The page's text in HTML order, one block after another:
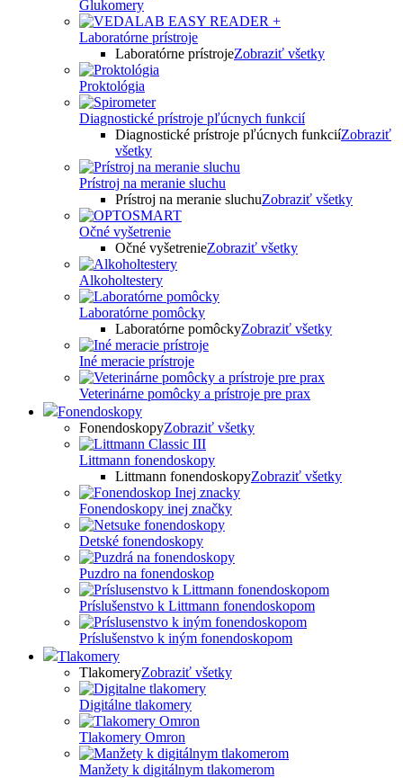
Glukomery
Laboratórne prístroje
Laboratórne prístrojeZobraziť všetky
Proktológia
Diagnostické prístroje pľúcnych funkcií
Diagnostické prístroje pľúcnych funkciíZobraziť
všetky
Prístroj na meranie sluchu
Prístroj na meranie sluchuZobraziť všetky
Očné vyšetrenie
Očné vyšetrenieZobraziť všetky
Alkoholtestery
Laboratórne pomôcky
Laboratórne pomôckyZobraziť všetky
Iné meracie prístroje
Veterinárne pomôcky a prístroje pre prax
Fonendoskopy
FonendoskopyZobraziť všetky
Littmann fonendoskopy
Littmann fonendoskopyZobraziť všetky
Fonendoskopy inej značky
Detské fonendoskopy
Puzdro na fonendoskop
Príslušenstvo k Littmann fonendoskopom
Príslušenstvo k iným fonendoskopom
Tlakomery
TlakomeryZobraziť všetky
Digitálne tlakomery
Tlakomery Omron
Manžety k digitálnym tlakomerom